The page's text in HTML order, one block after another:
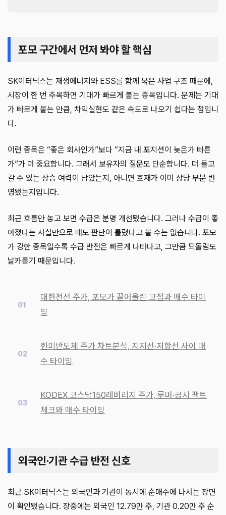
포모 구간에서 먼저 봐야 할 핵심
SK이터닉스는 재생에너지와 ESS를 함께 묶은 사업 구조 때문에,
시장이 한 번 주목하면 기대가 빠르게 붙는 종목입니다. 문제는 기대
가 빠르게 붙는 만큼, 차익실현도 같은 속도로 나오기 쉽다는 점입니
다.
이런 종목은 “좋은 회사인가”보다 “지금 내 포지션이 늦은가 빠른
가”가 더 중요합니다. 그래서 보유자의 질문도 단순합니다. 더 들고
갈 수 있는 상승 여력이 남았는지, 아니면 호재가 이미 상당 부분 반
영됐는지입니다.
최근 흐름만 놓고 보면 수급은 분명 개선됐습니다. 그러나 수급이 좋
아졌다는 사실만으로 매도 판단이 틀렸다고 볼 수는 없습니다. 포모
가 강한 종목일수록 수급 반전은 빠르게 나타나고, 그만큼 되돌림도
날카롭기 때문입니다.
대한전선 주가, 포모가 끌어올린 고점과 매수 타이
밍
한미반도체 주가 차트분석, 지지선·저항선 사이 매
수 타이밍
KODEX 코스닥150레버리지 주가, 루머·공시 팩트
체크와 매수 타이밍
외국인·기관 수급 반전 신호
최근 SK이터닉스는 외국인과 기관이 동시에 순매수에 나서는 장면
이 확인됐습니다. 장중에는 외국인 12.79만 주, 기관 0.20만 주 순